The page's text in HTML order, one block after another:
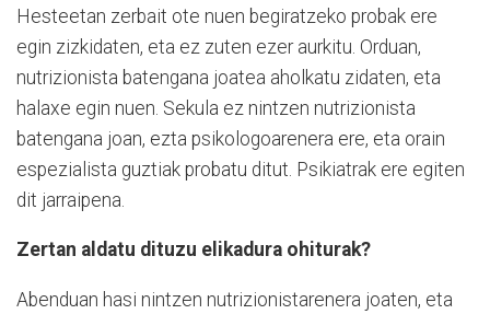
Hesteetan zerbait ote nuen begiratzeko probak ere
egin zizkidaten, eta ez zuten ezer aurkitu. Orduan,
nutrizionista batengana joatea aholkatu zidaten, eta
halaxe egin nuen. Sekula ez nintzen nutrizionista
batengana joan, ezta psikologoarenera ere, eta orain
espezialista guztiak probatu ditut. Psikiatrak ere egiten
dit jarraipena.
Zertan aldatu dituzu elikadura ohiturak?
Abenduan hasi nintzen nutrizionistarenera joaten, eta